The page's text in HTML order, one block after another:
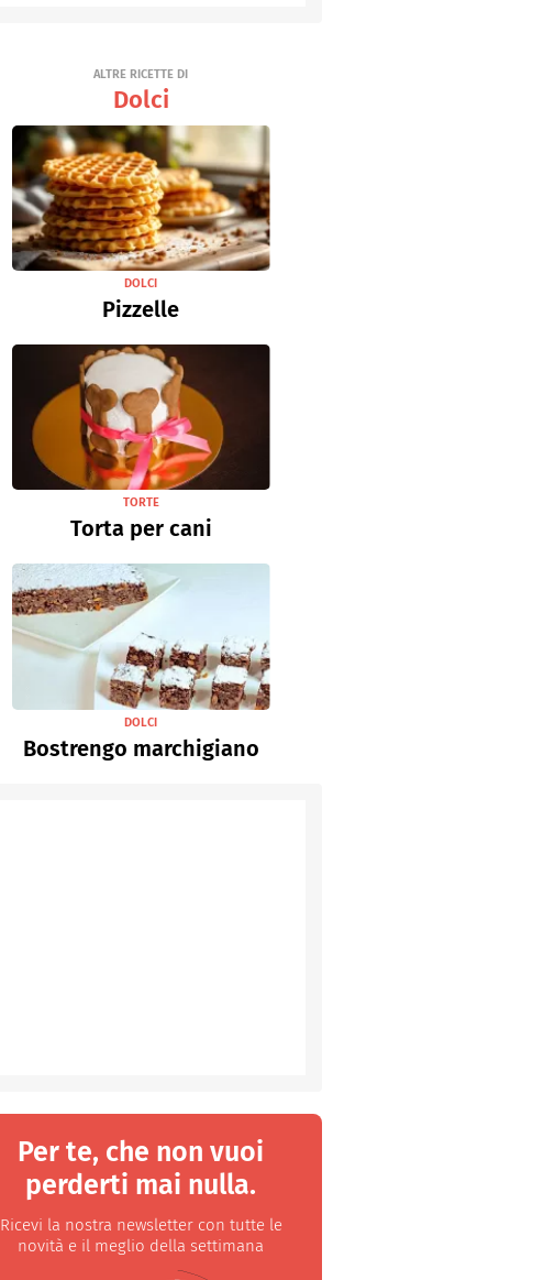
ALTRE RICETTE DI
Dolci
DOLCI
Pizzelle
TORTE
Torta per cani
DOLCI
Bostrengo marchigiano
Per te, che non vuoi
perderti mai nulla.
Ricevi la nostra newsletter con tutte le
novità e il meglio della settimana